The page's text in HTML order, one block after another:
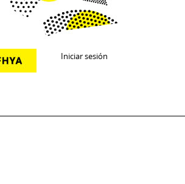
Iniciar sesión